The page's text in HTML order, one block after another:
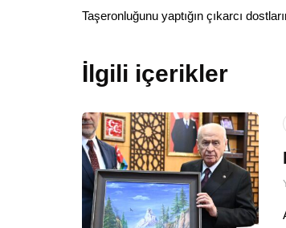
Taşeronluğunu yaptığın çıkarcı
İlgili içerikler